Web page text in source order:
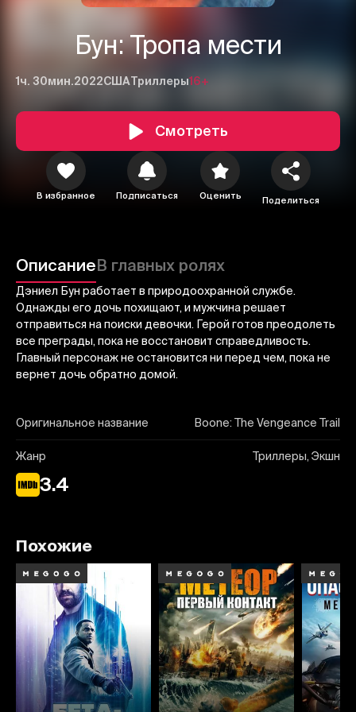
Бун: Тропа мести
1ч. 30мин.2022СШАТриллеры16+
Смотреть
В избранное Подписаться Оценить Поделиться
ОписаниеВ главных ролях
Дэниел Бун работает в природоохранной службе.
Однажды его дочь похищают, и мужчина решает
отправиться на поиски девочки. Герой готов преодолеть
все преграды, пока не восстановит справедливость.
Главный персонаж не остановится ни перед чем, пока не
вернет дочь обратно домой.
Оригинальное название Boone: The Vengeance Trail
Жанр Триллеры, Экшн
3.4
1 2 3
Отправить
Похожие